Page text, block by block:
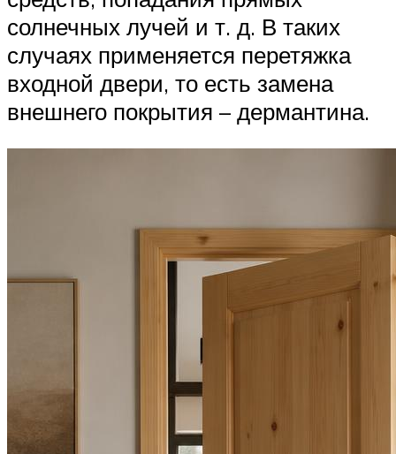
солнечных лучей и т. д. В таких
случаях применяется перетяжка
входной двери, то есть замена
внешнего покрытия – дермантина.